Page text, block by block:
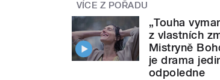
VÍCE Z POŘADU
„Touha
z vlastních
Mistryně
je drama
odpoledne